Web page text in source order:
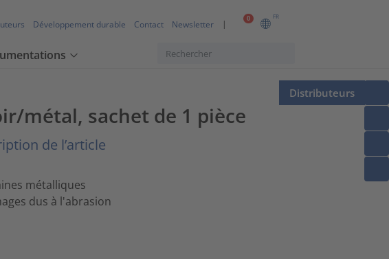
0 FR
Développement durable Contact Newsletter
Distributeurs
métal, sachet de 1 pièce
de l’article
métalliques
dus à l'abrasion